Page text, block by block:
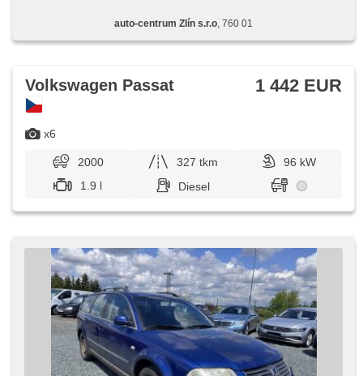
auto-centrum Zlín s.r.o , 760 01
x6
Volkswagen Passat 1 442 EUR
2000 327 tkm
96 kW
1.9 l
Diesel